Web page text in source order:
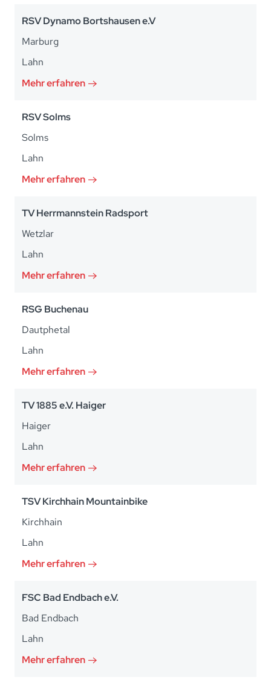
RSV Dynamo Bortshausen e.V
Marburg
Lahn
Mehr erfahren
RSV Solms
Solms
Lahn
Mehr erfahren
TV Herrmannstein Radsport
Wetzlar
Lahn
Mehr erfahren
RSG Buchenau
Dautphetal
Lahn
Mehr erfahren
TV 1885 e.V. Haiger
Haiger
Lahn
Mehr erfahren
TSV Kirchhain Mountainbike
Kirchhain
Lahn
Mehr erfahren
FSC Bad Endbach e.V.
Bad Endbach
Lahn
Mehr erfahren